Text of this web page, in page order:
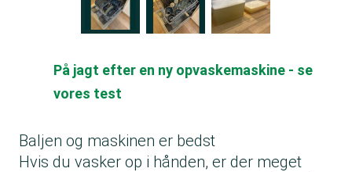
På jagt efter en ny opvaskemaskine - se
vores test
Baljen og maskinen er bedst
Hvis du vasker op i hånden, er der meget